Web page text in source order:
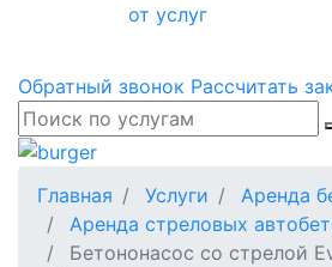
от услуг
Обратный звонок Рассчитать
Главная Услуги
Аренда
Аренда стреловых
Бетононасос со стрелой